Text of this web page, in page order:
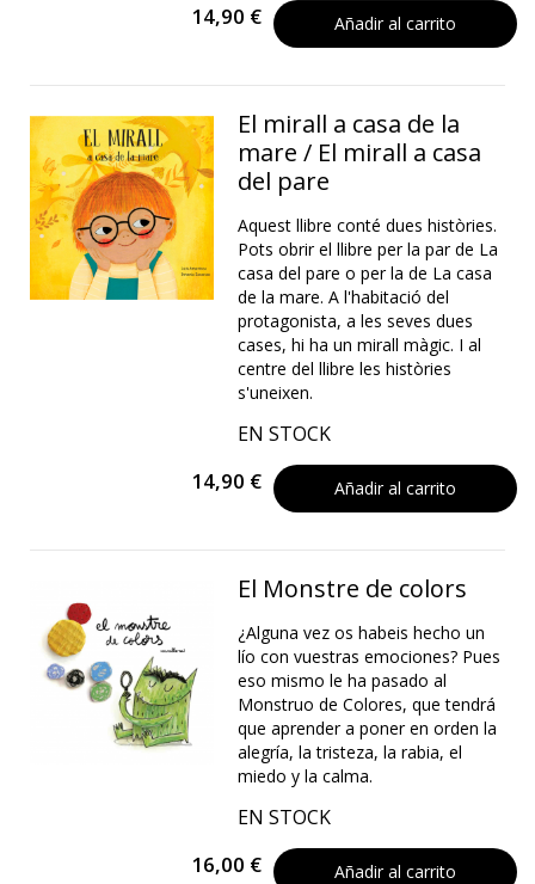
14,90 € Añadir al carrito
El mirall a casa de la
mare / El mirall a casa
del pare
Aquest llibre conté dues històries.
Pots obrir el llibre per la par de La
casa del pare o per la de La casa
de la mare. A l'habitació del
protagonista, a les seves dues
cases, hi ha un mirall màgic. I al
centre del llibre les històries
s'uneixen.
EN STOCK
14,90 € Añadir al carrito
El Monstre de colors
¿Alguna vez os habeis hecho un
lío con vuestras emociones? Pues
eso mismo le ha pasado al
Monstruo de Colores, que tendrá
que aprender a poner en orden la
alegría, la tristeza, la rabia, el
miedo y la calma.
EN STOCK
16,00 € Añadir al carrito